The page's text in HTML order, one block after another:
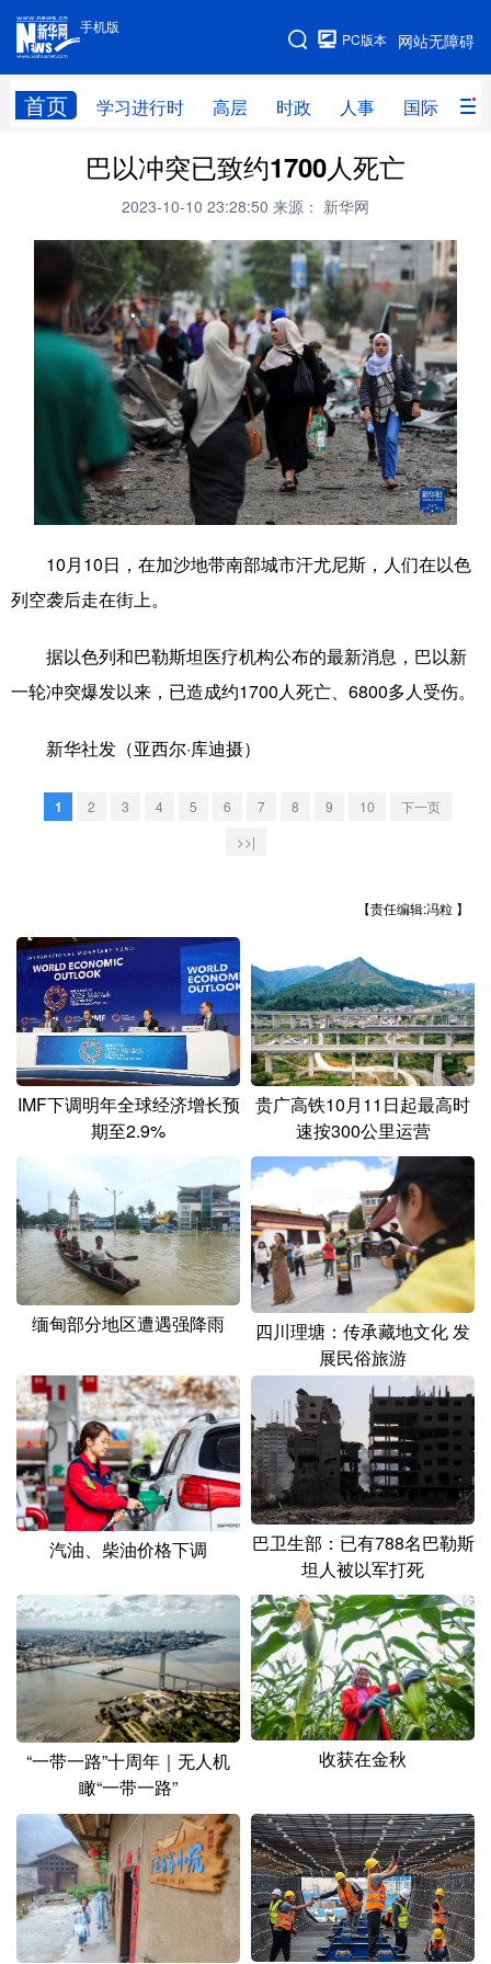
手机版
网站无障碍
PC版本
首页 学习进行时 高层 时政 人事 国际 财
手机版
网站地图
学习进行时 高层 时政 人事
财经 网评
台湾 思客智库 全球连线 教育
科技 科创 量子 体育
文化 书画 健康 军事
访谈 视频 图片 政务
中央文件 金融 汽车
食品 人居 信息化 数字经济
城市 旅游 能源 会展
公益 一带一路 亚太网 上市公司
地方频道
浙江 安徽
山东 河南 湖北 湖南
广东 广西 海南 重庆
四川 贵州 云南 西藏
青海 宁夏
黑龙江
多语种频道
English Español Français عربى
日本語 한국어
Deutsch Português
巴以冲突已致约1700人死亡
2023-10-10 23:28:50 来源： 新华网
10月10日，在加沙地带南部城市汗尤尼斯，人们在以色
列空袭后走在街上。
据以色列和巴勒斯坦医疗机构公布的最新消息，巴以新
一轮冲突爆发以来，已造成约1700人死亡、6800多人受伤。
新华社发（亚西尔·库迪摄）
1 2 3 4 5 6 7 8 9 10
下一页
>>|
【责任编辑:冯粒 】
IMF下调明年全球经济增长预
期至2.9%
贵广高铁10月11日起最高时
速按300公里运营
缅甸部分地区遭遇强降雨
四川理塘：传承藏地文化 发
展民俗旅游
汽油、柴油价格下调
巴卫生部：已有788名巴勒斯
坦人被以军打死
“一带一路”十周年｜无人机
瞰“一带一路”
收获在金秋